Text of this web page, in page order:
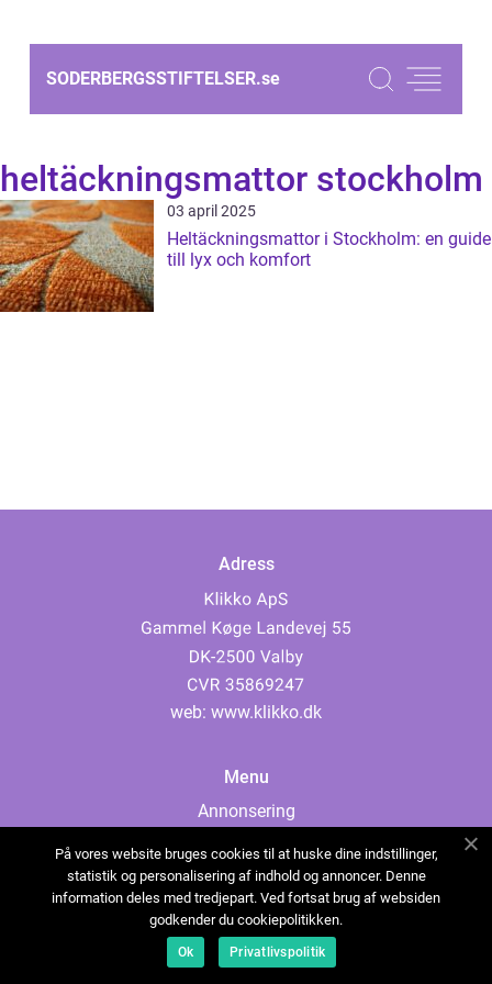
SODERBERGSSTIFTELSER.se
heltäckningsmattor stockholm
03 april 2025
Heltäckningsmattor i Stockholm: en guide
till lyx och komfort
Adress
web: www.klikko.dk
Menu
Annonsering
Cookies
Kontakta oss
Sitemap
På vores website bruges cookies til at huske dine indstillinger,
statistik og personalisering af indhold og annoncer. Denne
information deles med tredjepart. Ved fortsat brug af websiden
godkender du cookiepolitikken.
Ok Privatlivspolitik